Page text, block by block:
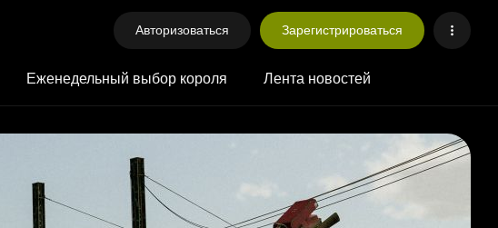
Авторизоваться Зарегистрироваться
Еженедельный выбор короля Лента новостей